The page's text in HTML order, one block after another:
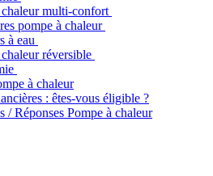
chaleur multi-confort
pompe à chaleur
à eau
réversible
à chaleur
: êtes-vous éligible ?
/ Réponses Pompe à chaleur